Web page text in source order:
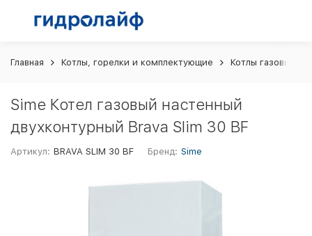
Главная Котлы, горелки и комплектующие Котлы газовые
Sime Котел газовый настенный
двухконтурный Brava Slim 30 BF
Артикул: BRAVA SLIM 30 BF Бренд: Sime